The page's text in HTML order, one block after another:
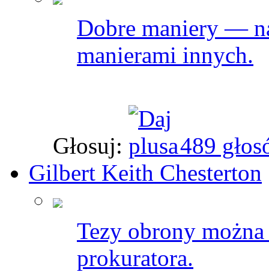
Dobre maniery —
manierami innych.
Głosuj:
489
Gilbert Keith Chesterton
Tezy obrony
prokuratora.